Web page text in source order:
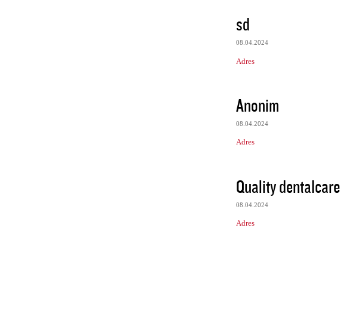
sd
08.04.2024
Adres
Anonim
08.04.2024
Adres
Quality dentalcare
08.04.2024
Adres